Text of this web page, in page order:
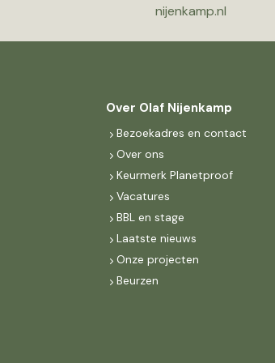
nijenkamp.nl
Over Olaf Nijenkamp
Bezoekadres en contact
Over ons
Keurmerk Planetproof
Vacatures
BBL en stage
Laatste nieuws
Onze projecten
Beurzen